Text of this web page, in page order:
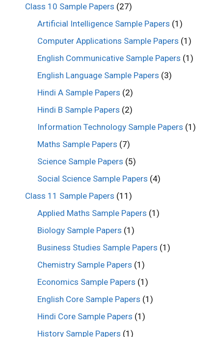
Class 10 Sample Papers (27)
Artificial Intelligence Sample Papers (1)
Computer Applications Sample Papers (1)
English Communicative Sample Papers (1)
English Language Sample Papers (3)
Hindi A Sample Papers (2)
Hindi B Sample Papers (2)
Information Technology Sample Papers (1)
Maths Sample Papers (7)
Science Sample Papers (5)
Social Science Sample Papers (4)
Class 11 Sample Papers (11)
Applied Maths Sample Papers (1)
Biology Sample Papers (1)
Business Studies Sample Papers (1)
Chemistry Sample Papers (1)
Economics Sample Papers (1)
English Core Sample Papers (1)
Hindi Core Sample Papers (1)
History Sample Papers (1)